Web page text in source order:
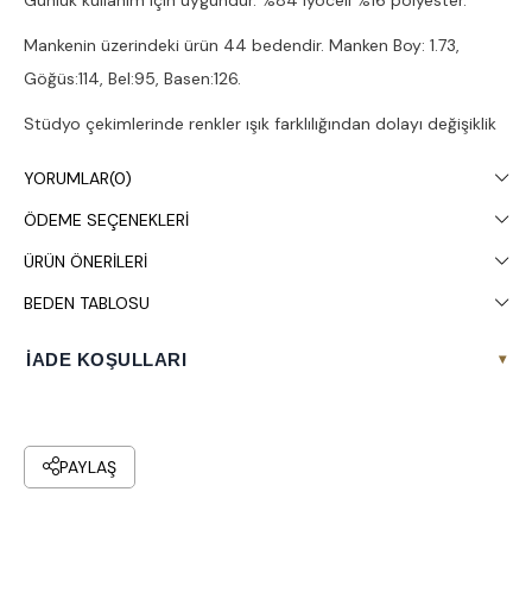
Mankenin üzerindeki ürün 44 bedendir. Manken Boy: 1.73,
Göğüs:114, Bel:95, Basen:126.
Stüdyo çekimlerinde renkler ışık farklılığından dolayı değişiklik
YORUMLAR(0)
ÖDEME SEÇENEKLERI
ÜRÜN ÖNERILERI
BEDEN TABLOSU
İADE KOŞULLARI ▾
PAYLAŞ